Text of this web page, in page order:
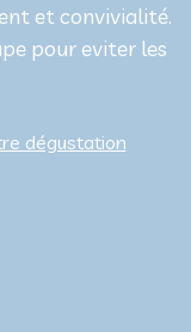
et convivialité.
pour eviter les
dégustation